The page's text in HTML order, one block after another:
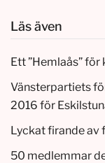
Läs även
Ett ”Hemlaås”
Vänsterpartiets
2016 för
Lyckat firande av
50 medlemmar